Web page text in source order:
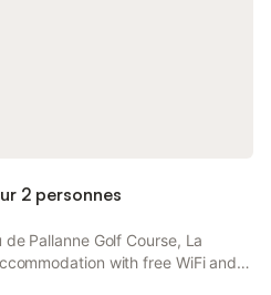
2 personnes
Pallanne Golf Course, La
with free WiFi and
is set 45 km from Le Parvis,